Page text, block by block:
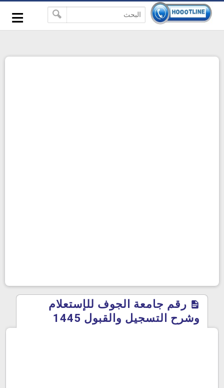
≡
رقم جامعة الجوف للإستعلام
وشرح التسجيل والقبول 1445